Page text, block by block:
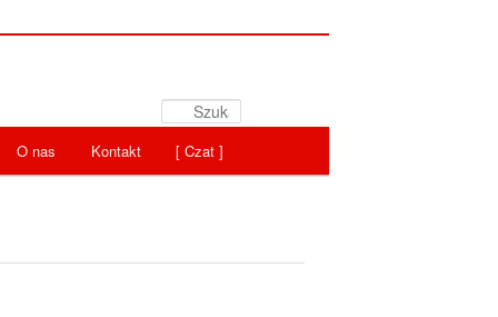
[ Czat ]
Kontakt
O nas